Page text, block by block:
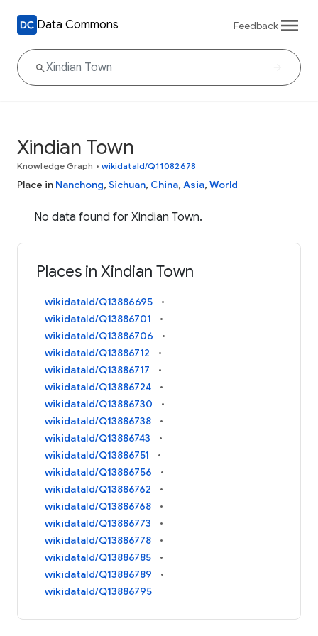
Data Commons Feedback
Xindian Town
Knowledge Graph • wikidataId/Q11082678
Place in Nanchong, Sichuan, China, Asia, World
No data found for Xindian Town.
Places in Xindian Town
wikidataId/Q13886695
wikidataId/Q13886701
wikidataId/Q13886706
wikidataId/Q13886712
wikidataId/Q13886717
wikidataId/Q13886724
wikidataId/Q13886730
wikidataId/Q13886738
wikidataId/Q13886743
wikidataId/Q13886751
wikidataId/Q13886756
wikidataId/Q13886762
wikidataId/Q13886768
wikidataId/Q13886773
wikidataId/Q13886778
wikidataId/Q13886785
wikidataId/Q13886789
wikidataId/Q13886795